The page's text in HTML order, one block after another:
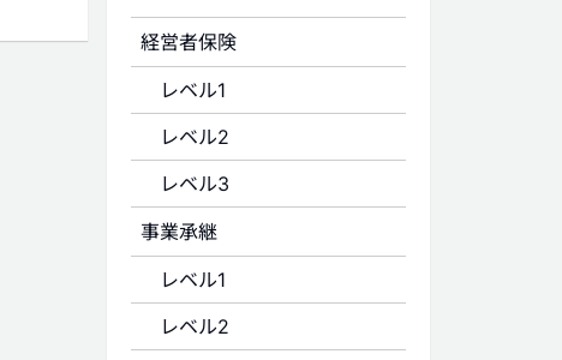
経営者保険
レベル1
レベル2
レベル3
事業承継
レベル1
レベル2